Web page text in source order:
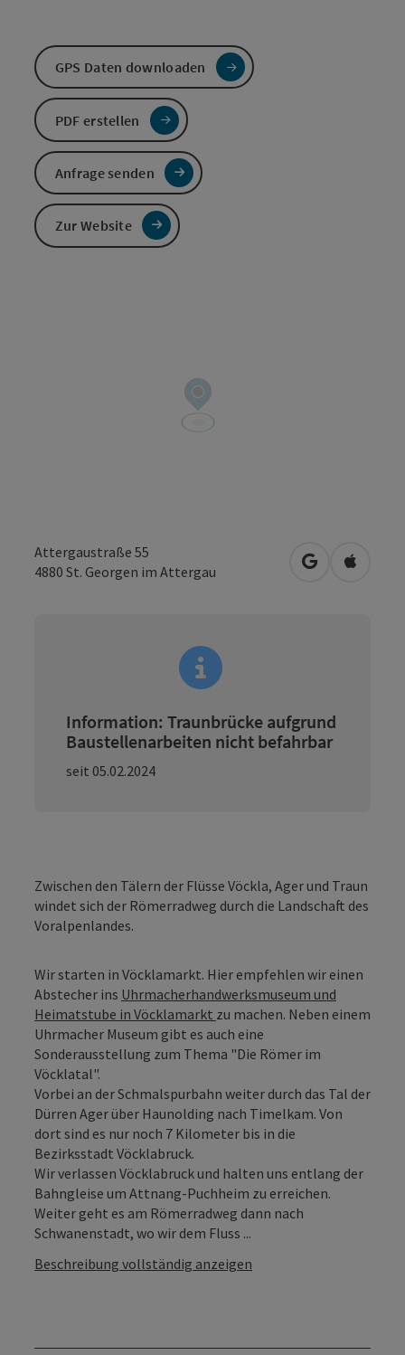
Attergaustraße 55
4880 St. Georgen im Attergau in Google
in
Information: Traunbrücke aufgrund
Baustellenarbeiten nicht befahrbar
seit 05.02.2024
Zwischen den Tälern der Flüsse Vöckla, Ager und Traun
windet sich der Römerradweg durch die Landschaft des
Voralpenlandes.
Wir starten in Vöcklamarkt. Hier empfehlen wir einen
Abstecher ins Uhrmacherhandwerksmuseum und
Heimatstube in Vöcklamarkt zu machen. Neben einem
Uhrmacher Museum gibt es auch eine
Sonderausstellung zum Thema "Die Römer im
Vöcklatal".
Vorbei an der Schmalspurbahn weiter durch das Tal der
Dürren Ager über Haunolding nach Timelkam. Von
dort sind es nur noch 7 Kilometer bis in die
Bezirksstadt Vöcklabruck.
Wir verlassen Vöcklabruck und halten uns entlang der
Bahngleise um Attnang-Puchheim zu erreichen.
Weiter geht es am Römerradweg dann nach
Schwanenstadt, wo wir dem Fluss ...
Beschreibung vollständig anzeigen
GPS Daten downloaden
PDF erstellen
Anfrage senden
Zur Website